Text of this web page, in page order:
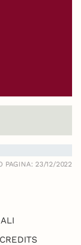
PAGINA: 23/12/2022
CREDITS